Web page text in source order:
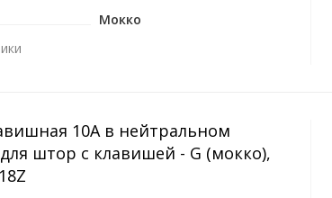
Мокко
10A в нейтральном
штор с клавишей - G (мокко),